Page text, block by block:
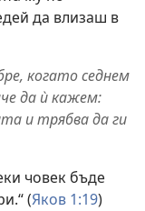
да влизаш в
когато седнем
да ѝ кажем:
и трябва да ги
човек бъде
(Яков 1:19)